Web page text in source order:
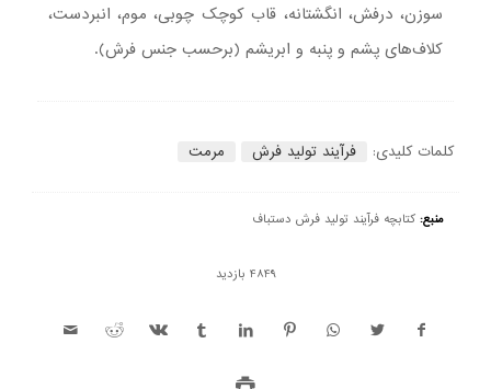
سوزن، درفش، انگشتانه، قاب کوچک چوبی، موم، انبردست،
کلاف‌های پشم و پنبه و ابریشم (برحسب جنس فرش).
کلمات کلیدی: فرآیند تولید فرش مرمت
منبع: کتابچه فرآیند تولید فرش دستباف
4849 بازدید